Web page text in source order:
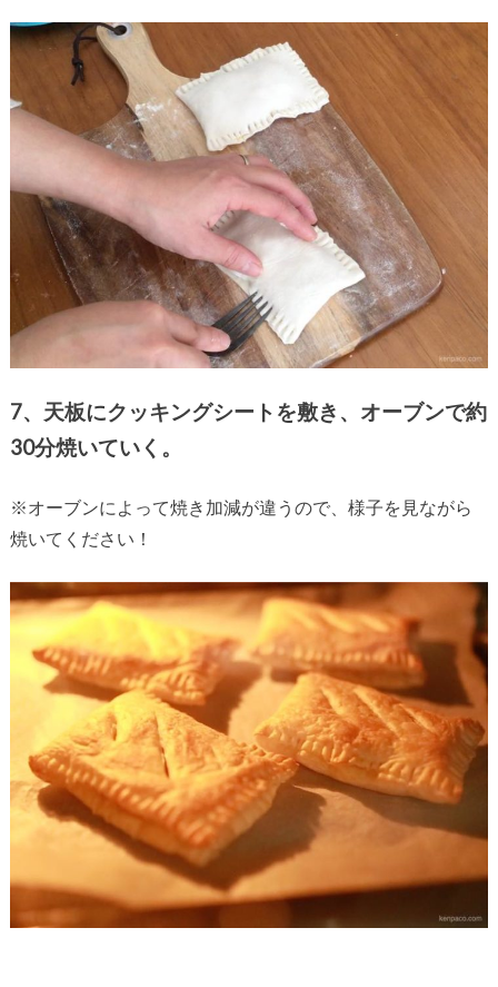
7、天板にクッキングシートを敷き、オーブンで約
30分焼いていく。
※オーブンによって焼き加減が違うので、様子を見ながら
焼いてください！